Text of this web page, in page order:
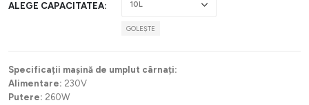
ALEGE CAPACITATEA
GOLEȘTE
Specificații mașină de umplut cârnați:
Alimentare: 230V
Putere: 260W